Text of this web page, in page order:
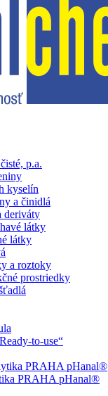
p.a.
kyselín
a činidlá
deriváty
látky
látky
a roztoky
prostriedky
to-use“
PRAHA pHanal®
PRAHA pHanal®